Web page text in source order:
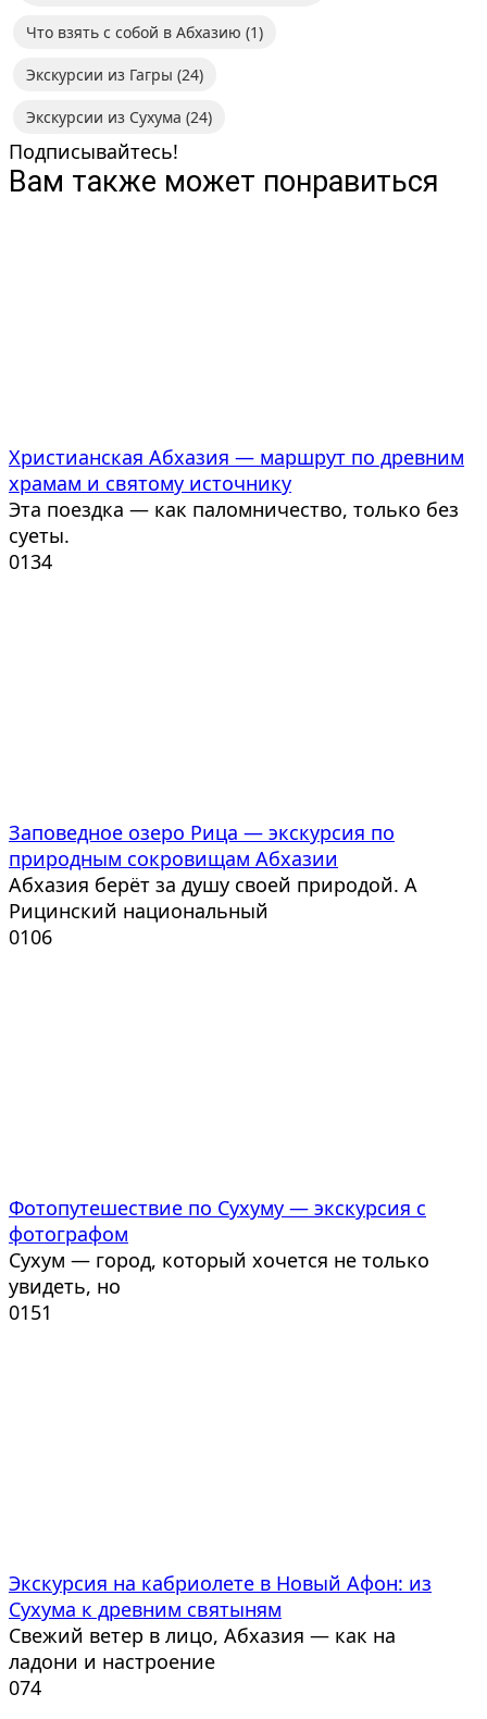
Что взять с собой в Абхазию (1)
Экскурсии из Гагры (24)
Экскурсии из Сухума (24)
Подписывайтесь!
Вам также может понравиться
Христианская Абхазия — маршрут по древним
храмам и святому источнику
Эта поездка — как паломничество, только без
суеты.
0134
Заповедное озеро Рица — экскурсия по
природным сокровищам Абхазии
Абхазия берёт за душу своей природой. А
Рицинский национальный
0106
Фотопутешествие по Сухуму — экскурсия с
фотографом
Сухум — город, который хочется не только
увидеть, но
0151
Экскурсия на кабриолете в Новый Афон: из
Сухума к древним святыням
Свежий ветер в лицо, Абхазия — как на
ладони и настроение
074